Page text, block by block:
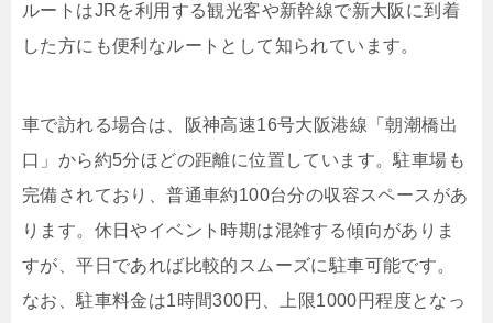
ルートはJRを利用する観光客や新幹線で新大阪に到着
した方にも便利なルートとして知られています。
車で訪れる場合は、阪神高速16号大阪港線「朝潮橋出
口」から約5分ほどの距離に位置しています。駐車場も
完備されており、普通車約100台分の収容スペースがあ
ります。休日やイベント時期は混雑する傾向がありま
すが、平日であれば比較的スムーズに駐車可能です。
なお、駐車料金は1時間300円、上限1000円程度となっ